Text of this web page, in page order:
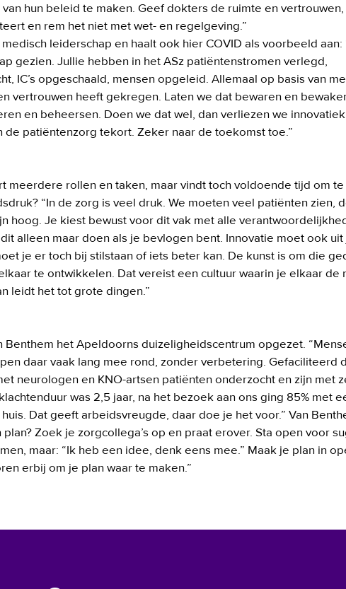
hun beleid te maken. Geef dokters de ruimte en
en rem het niet met wet- en regelgeving.”
leiderschap en haalt ook hier COVID als voorbeeld aan:
gezien. Jullie hebben in het ASz patiëntenstromen verlegd,
IC’s opgeschaald, mensen opgeleid. Allemaal op basis van
vertrouwen heeft gekregen. Laten we dat bewaren en
en beheersen. Doen we dat wel, dan verliezen we
de patiëntenzorg tekort. Zeker naar de toekomst toe.”
meerdere rollen en taken, maar vindt toch voldoende tijd om te
“In de zorg is veel druk. We moeten veel patiënten zien,
hoog. Je kiest bewust voor dit vak met alle
alleen maar doen als je bevlogen bent. Innovatie moet ook
je er toch bij stilstaan of iets beter kan. De kunst is om die
te ontwikkelen. Dat vereist een cultuur waarin je elkaar de
leidt het tot grote dingen.”
Benthem het Apeldoorns duizeligheidscentrum opgezet.
daar vaak lang mee rond, zonder verbetering. Gefaciliteerd
neurologen en KNO-artsen patiënten onderzocht en zijn met
was 2,5 jaar, na het bezoek aan ons ging 85% met
Dat geeft arbeidsvreugde, daar doe je het voor.” Van
Zoek je zorgcollega’s op en praat erover. Sta open voor
maar: “Ik heb een idee, denk eens mee.” Maak je plan in
erbij om je plan waar te maken.”